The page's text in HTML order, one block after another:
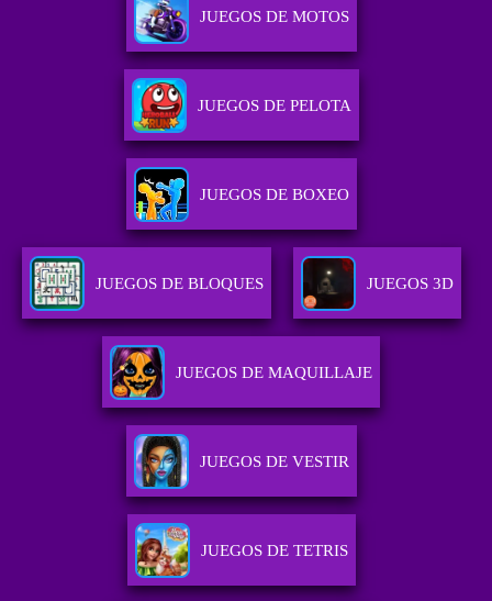
JUEGOS DE MOTOS
JUEGOS DE PELOTA
JUEGOS DE BOXEO
JUEGOS DE BLOQUES JUEGOS 3D
JUEGOS DE MAQUILLAJE
JUEGOS DE VESTIR
JUEGOS DE TETRIS